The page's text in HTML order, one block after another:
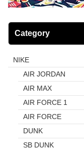
Category
NIKE
AIR JORDAN
AIR MAX
AIR FORCE 1
AIR FORCE
DUNK
SB DUNK